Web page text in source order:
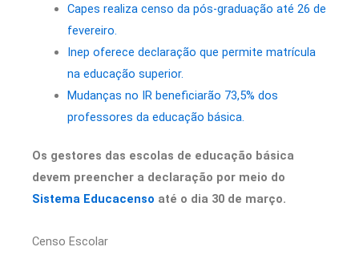
Capes realiza censo da pós-graduação até 26 de
fevereiro.
Inep oferece declaração que permite matrícula
na educação superior.
Mudanças no IR beneficiarão 73,5% dos
professores da educação básica.
Os gestores das escolas de educação básica
devem preencher a declaração por meio do
Sistema Educacenso até o dia 30 de março.
Censo Escolar